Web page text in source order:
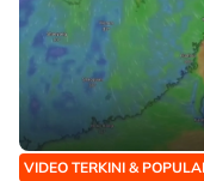
VIDEO TERKINI &